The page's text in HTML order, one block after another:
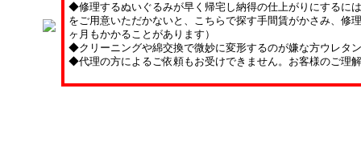
◆修理するぬいぐるみが早く帰宅し納得の仕上がりにするに
をご用意いただかないと、こちらで探す手間賃がかさみ、修
ヶ月もかかることがあります）
◆クリーニングや綿交換で微妙に変形するのが嫌な方ウレタ
◆代理の方によるご依頼もお受けできません。お客様のご理